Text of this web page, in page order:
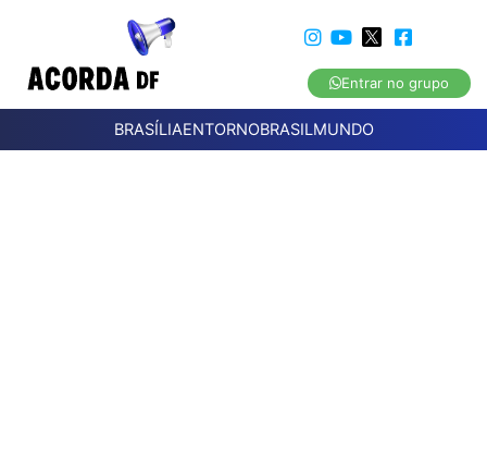
Entrar no grupo
BRASÍLIAENTORNOBRASILMUNDO